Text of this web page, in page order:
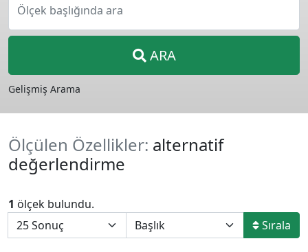
Ölçek başlığında ara
ARA
Gelişmiş Arama
Ölçülen Özellikler: alternatif
değerlendirme
1 ölçek bulundu.
Sırala